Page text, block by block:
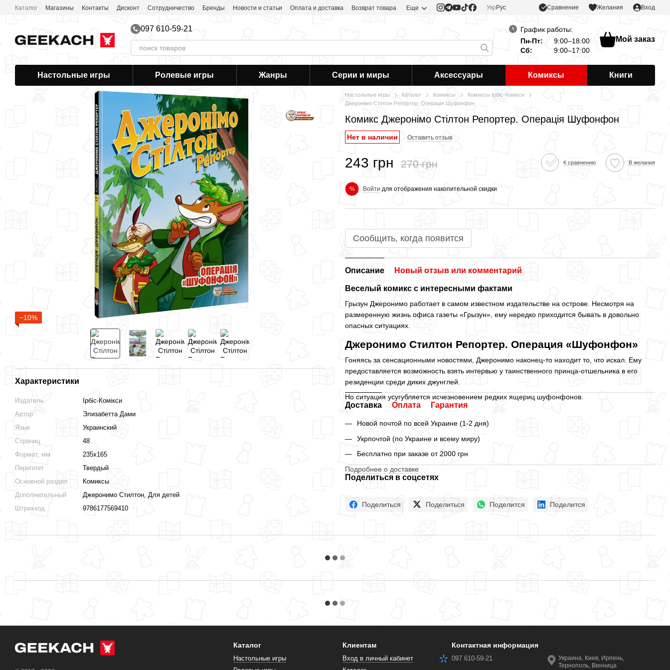
Перейти к основному контенту
Каталог Магазины Контакты Дисконт Сотрудничество Бренды Новости и статьи Оплата и доставка Возврат товара Еще Укр Рус Сравнение Желания Вход
097 610-59-21
График работы:
Пн-Пт:
9:00–18:00
Сб:
9:00–17:00
Мой заказ
Настольные игры Ролевые игры Жанры Серии и миры Аксессуары Комиксы Книги
−10%
Характеристики
Издатель
Ірбіс-Комікси
Автор
Элизабетта Дами
Язык
Украинский
Страниц
48
Формат, мм
235х165
Переплет
Твердый
Основной раздел
Комиксы
Дополнительный
Джеронимо Стилтон, Для детей
Штрихкод
9786177569410
Настольные игры Каталог Комиксы
Комиксы Ірбіс-Комікси
Джеронімо Стілтон Репортер. Операція Шуфонфон
Комикс Джеронімо Стілтон Репортер. Операція Шуфонфон
Нет в наличии Оставить отзыв
243 грн 270 грн К сравнению В желания
% Войти для отображения накопительной скидки
Сообщить, когда появится
Описание Новый отзыв или комментарий
Веселый комикс с интересными фактами
Грызун Джеронимо работает в самом известном издательстве на острове. Несмотря на
размеренную жизнь офиса газеты «Грызун», ему нередко приходится бывать в довольно
опасных ситуациях.
Джеронимо Стилтон Репортер. Операция «Шуфонфон»
Гоняясь за сенсационными новостями, Джеронимо наконец-то находит то, что искал. Ему
предоставляется возможность взять интервью у таинственного принца-отшельника в его
резиденции среди диких джунглей.
Но ситуация усугубляется исчезновением редких ящериц шуфонфонов.
Доставка Оплата Гарантия
Новой почтой по всей Украине (1-2 дня)
Укрпочтой (по Украине и всему миру)
Бесплатно при заказе от 2000 грн
Подробнее о доставке
Поделиться в соцсетях
Поделиться Поделиться Поделится Поделится
Каталог
Настольные игры
Клиентам
Вход в личный кабинет
Контактная информация
097 610-59-21
Украина, Киев, Ирпень,
Тернополь, Винница